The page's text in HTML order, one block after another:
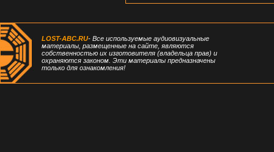
LOST-ABC.RU- Все используемые аудиовизуальные
материалы, размещенные на сайте, являются
собственностью их изготовителя (владельца прав) и
охраняются законом. Эти материалы предназначены
только для ознакомления!